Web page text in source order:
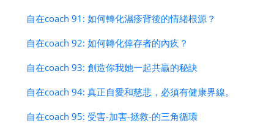
自在coach 91: 如何轉化濕疹背後的情緒根源？
自在coach 92: 如何轉化倖存者的內疚？
自在coach 93: 創造你我她一起共贏的秘訣
自在coach 94: 真正自愛和慈悲，必須有健康界線。
自在coach 95: 受害-加害-拯救-的三角循環